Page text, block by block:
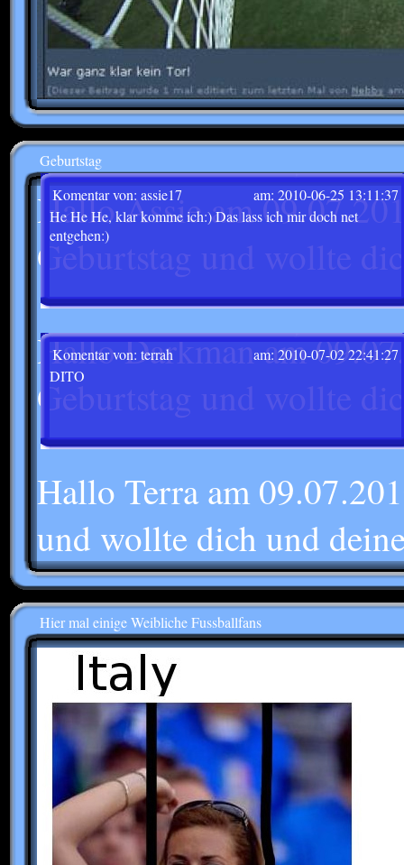
Geburtstag
Hallo Assie am
Geburtstag und wollte
Hallo Darkman am
Geburtstag und wollte
Hallo Terra am
und wollte dich und
Komentar von: assie17
am: 2010-06-25 13:11:37
He He He, klar komme ich:) Das lass ich mir doch net
entgehen:)
Komentar von: terrah
am: 2010-07-02 22:41:27
DITO
Hier mal einige Weibliche Fussballfans